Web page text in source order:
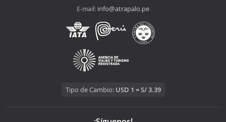
E-mail: info@atrapalo.pe
Tipo de Cambio: USD 1 = S/ 3.39